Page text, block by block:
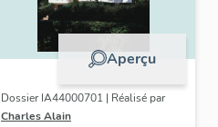
Aperçu
Dossier IA44000701 | Réalisé par
Charles Alain